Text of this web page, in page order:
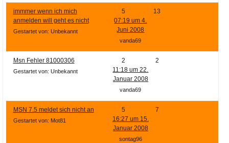
immmer wenn ich mich
anmelden will geht es nicht
Gestartet von: Unbekannt
5
13
07:19 um 4.
Juni 2008
vanda69
Msn Fehler 81000306
Gestartet von: Unbekannt
2
2
11:18 um 22.
Januar 2008
vanda69
MSN 7.5 meldet sich nicht an
Gestartet von: Mot81
5
7
16:27 um 15.
Januar 2008
sontag96